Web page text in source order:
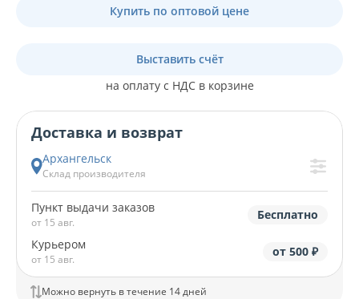
Купить по оптовой цене
Выставить счёт
на оплату с НДС в корзине
Доставка и возврат
Архангельск
Склад производителя
Пункт выдачи заказов
от 15 авг.
Бесплатно
Курьером
от 15 авг.
от 500 ₽
Можно вернуть в течение 14 дней